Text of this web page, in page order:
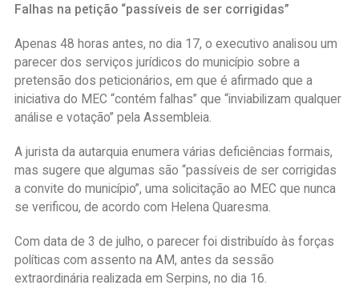
Falhas na petição “passíveis de ser corrigidas”
Apenas 48 horas antes, no dia 17, o executivo analisou um
parecer dos serviços jurídicos do município sobre a
pretensão dos peticionários, em que é afirmado que a
iniciativa do MEC “contém falhas” que “inviabilizam qualquer
análise e votação” pela Assembleia.
A jurista da autarquia enumera várias deficiências formais,
mas sugere que algumas são “passíveis de ser corrigidas
a convite do município”, uma solicitação ao MEC que nunca
se verificou, de acordo com Helena Quaresma.
Com data de 3 de julho, o parecer foi distribuído às forças
políticas com assento na AM, antes da sessão
extraordinária realizada em Serpins, no dia 16.